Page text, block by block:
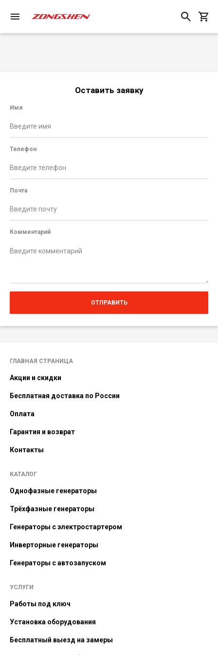
Оставить заявку
Имя
Телефон
Почта
Комментарий
ОТПРАВИТЬ
ГЛАВНАЯ СТРАНИЦА
Акции и скидки
Бесплатная доставка по России
Оплата
Гарантия и возврат
Контакты
КАТАЛОГ
Однофазные генераторы
Трёхфазные генераторы
Генераторы с электростартером
Инверторные генераторы
Генераторы с автозапуском
УСЛУГИ
Работы под ключ
Установка оборудования
Бесплатный выезд на замеры